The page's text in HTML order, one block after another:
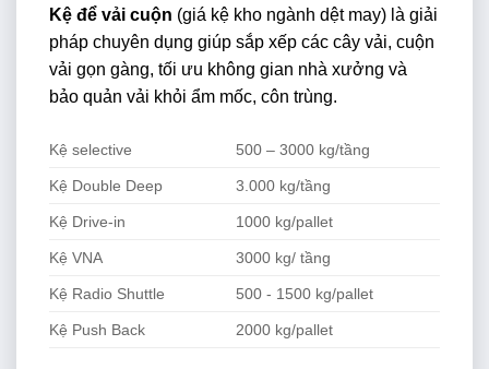
Kệ để vải cuộn (giá kệ kho ngành dệt may) là giải
pháp chuyên dụng giúp sắp xếp các cây vải, cuộn
vải gọn gàng, tối ưu không gian nhà xưởng và
bảo quản vải khỏi ẩm mốc, côn trùng.
Kệ selective 500 – 3000 kg/tầng
Kệ Double Deep 3.000 kg/tầng
Kệ Drive-in 1000 kg/pallet
Kệ VNA 3000 kg/ tầng
Kệ Radio Shuttle 500 - 1500 kg/pallet
Kệ Push Back 2000 kg/pallet